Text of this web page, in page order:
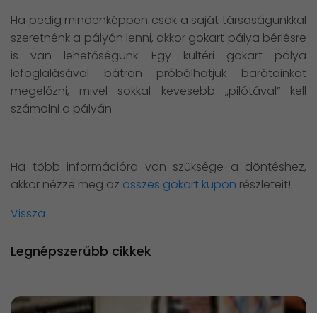
Ha pedig mindenképpen csak a saját társaságunkkal
szeretnénk a pályán lenni, akkor gokart pálya bérlésre
is van lehetőségünk. Egy kültéri gokart pálya
lefoglalásával bátran próbálhatjuk barátainkat
megelőzni, mivel sokkal kevesebb „pilótával” kell
számolni a pályán.
Ha több információra van szüksége a döntéshez,
akkor nézze meg az összes gokart kupon részleteit!
Vissza
Legnépszerűbb cikkek